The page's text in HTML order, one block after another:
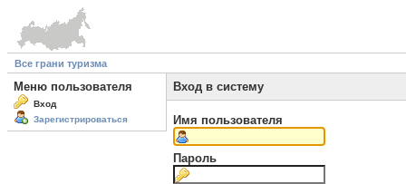
Все грани туризма
Меню пользователя
Вход
Зарегистрироваться
Вход в систему
Имя пользователя
Пароль